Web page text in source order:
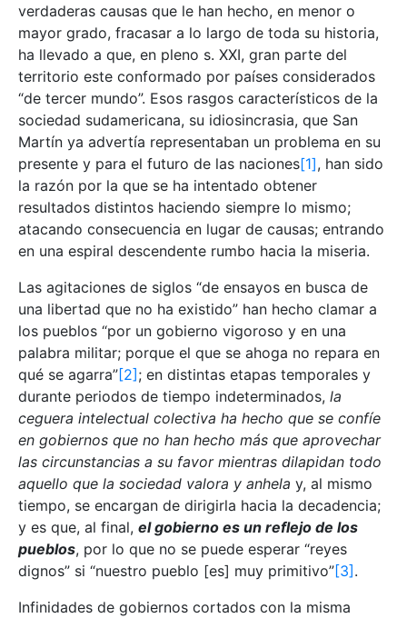
verdaderas causas que le han hecho, en menor o
mayor grado, fracasar a lo largo de toda su historia,
ha llevado a que, en pleno s. XXI, gran parte del
territorio este conformado por países considerados
“de tercer mundo”. Esos rasgos característicos de la
sociedad sudamericana, su idiosincrasia, que San
Martín ya advertía representaban un problema en su
presente y para el futuro de las naciones[1], han sido
la razón por la que se ha intentado obtener
resultados distintos haciendo siempre lo mismo;
atacando consecuencia en lugar de causas; entrando
en una espiral descendente rumbo hacia la miseria.
Las agitaciones de siglos “de ensayos en busca de
una libertad que no ha existido” han hecho clamar a
los pueblos “por un gobierno vigoroso y en una
palabra militar; porque el que se ahoga no repara en
qué se agarra”[2]; en distintas etapas temporales y
durante periodos de tiempo indeterminados, la
ceguera intelectual colectiva ha hecho que se confíe
en gobiernos que no han hecho más que aprovechar
las circunstancias a su favor mientras dilapidan todo
aquello que la sociedad valora y anhela y, al mismo
tiempo, se encargan de dirigirla hacia la decadencia;
y es que, al final, el gobierno es un reflejo de los
pueblos, por lo que no se puede esperar “reyes
dignos” si “nuestro pueblo [es] muy primitivo”[3].
Infinidades de gobiernos cortados con la misma